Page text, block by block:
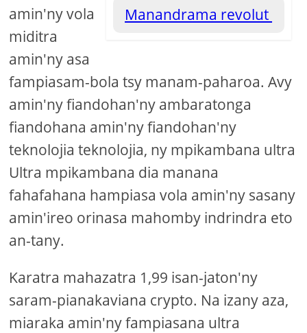
Manandrama revolut
amin'ny vola
miditra
amin'ny asa
fampiasam-bola tsy manam-paharoa. Avy
amin'ny fiandohan'ny ambaratonga
fiandohana amin'ny fiandohan'ny
teknolojia teknolojia, ny mpikambana ultra
Ultra mpikambana dia manana
fahafahana hampiasa vola amin'ny sasany
amin'ireo orinasa mahomby indrindra eto
an-tany.
Karatra mahazatra 1,99 isan-jaton'ny
saram-pianakaviana crypto. Na izany aza,
miaraka amin'ny fampiasana ultra